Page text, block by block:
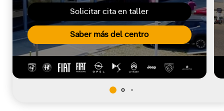
Solicitar cita en taller
Saber más del centro